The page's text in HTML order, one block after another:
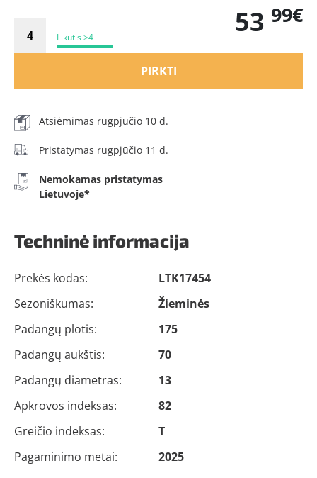
Likutis >4 53 99€
PIRKTI
Atsiėmimas rugpjūčio 10 d.
Pristatymas rugpjūčio 11 d.
Nemokamas pristatymas
Lietuvoje*
Techninė informacija
Prekės kodas:
LTK17454
Sezoniškumas:
Žieminės
Padangų plotis:
175
Padangų aukštis:
70
Padangų diametras:
13
Apkrovos indeksas:
82
Greičio indeksas:
T
Pagaminimo metai:
2025